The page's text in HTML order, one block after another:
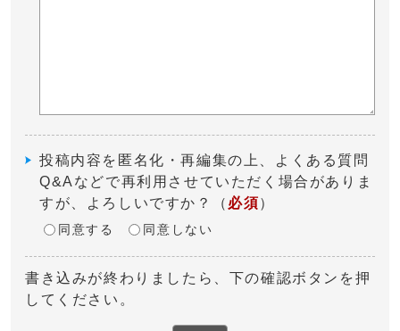
投稿内容を匿名化・再編集の上、よくある質問
Q&Aなどで再利用させていただく場合がありま
すが、よろしいですか？
（ 必須）
同意する 同意しない
書き込みが終わりましたら、下の確認ボタンを押
してください。